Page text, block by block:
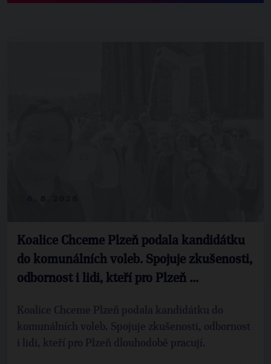
Koalice Chceme Plzeň podala kandidátku
do komunálních voleb. Spojuje zkušenosti,
odbornost i lidi, kteří pro Plzeň ...
Koalice Chceme Plzeň podala kandidátku do
komunálních voleb. Spojuje zkušenosti, odbornost
i lidi, kteří pro Plzeň dlouhodobě pracují.